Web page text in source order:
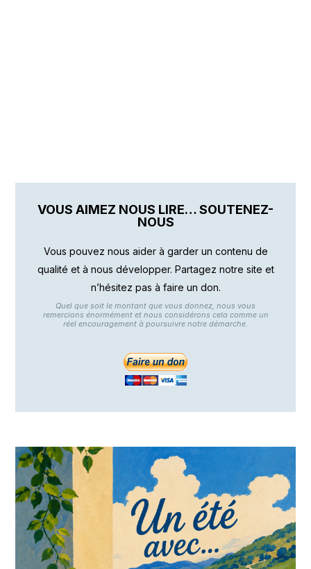
VOUS AIMEZ NOUS LIRE… SOUTENEZ-
NOUS
Vous pouvez nous aider à garder un contenu de
qualité et à nous développer. Partagez notre site et
n’hésitez pas à faire un don.
Quel que soit le montant que vous donnez, nous vous
remercions énormément et nous considérons cela comme un
réel encouragement à poursuivre notre démarche.